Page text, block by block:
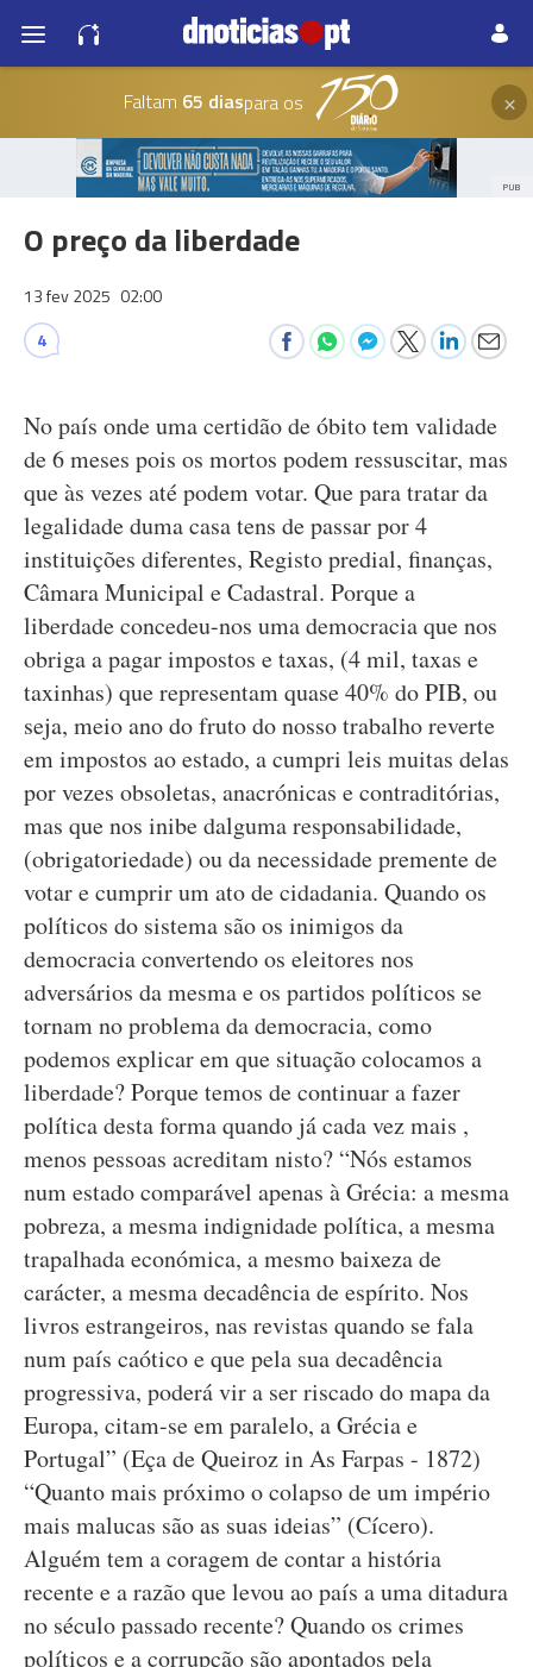
Faltam 65 diaspara os ×
PUB
O preço da liberdade
13 fev 2025 02:00
4
No país onde uma certidão de óbito tem validade
de 6 meses pois os mortos podem ressuscitar, mas
que às vezes até podem votar. Que para tratar da
legalidade duma casa tens de passar por 4
instituições diferentes, Registo predial, finanças,
Câmara Municipal e Cadastral. Porque a
liberdade concedeu-nos uma democracia que nos
obriga a pagar impostos e taxas, (4 mil, taxas e
taxinhas) que representam quase 40% do PIB, ou
seja, meio ano do fruto do nosso trabalho reverte
em impostos ao estado, a cumpri leis muitas delas
por vezes obsoletas, anacrónicas e contraditórias,
mas que nos inibe dalguma responsabilidade,
(obrigatoriedade) ou da necessidade premente de
votar e cumprir um ato de cidadania. Quando os
políticos do sistema são os inimigos da
democracia convertendo os eleitores nos
adversários da mesma e os partidos políticos se
tornam no problema da democracia, como
podemos explicar em que situação colocamos a
liberdade? Porque temos de continuar a fazer
política desta forma quando já cada vez mais ,
menos pessoas acreditam nisto? “Nós estamos
num estado comparável apenas à Grécia: a mesma
pobreza, a mesma indignidade política, a mesma
trapalhada económica, a mesmo baixeza de
carácter, a mesma decadência de espírito. Nos
livros estrangeiros, nas revistas quando se fala
num país caótico e que pela sua decadência
progressiva, poderá vir a ser riscado do mapa da
Europa, citam-se em paralelo, a Grécia e
Portugal” (Eça de Queiroz in As Farpas - 1872)
“Quanto mais próximo o colapso de um império
mais malucas são as suas ideias” (Cícero).
Alguém tem a coragem de contar a história
recente e a razão que levou ao país a uma ditadura
no século passado recente? Quando os crimes
políticos e a corrupção são apontados pela